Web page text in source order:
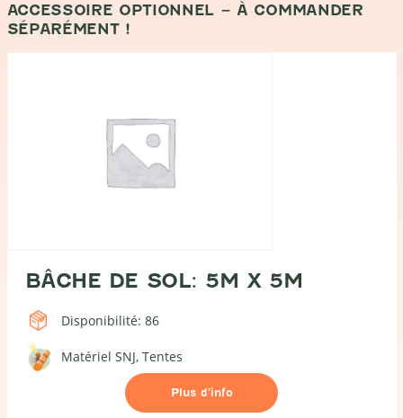
ACCESSOIRE OPTIONNEL – À COMMANDER
SÉPARÉMENT !
BÂCHE DE SOL: 5M X 5M
Disponibilité: 86
Matériel SNJ Tentes
Plus d’info